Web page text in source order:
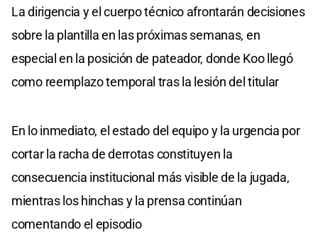
La dirigencia y el cuerpo técnico afrontarán decisiones
sobre la plantilla en las próximas semanas, en
especial en la posición de pateador, donde Koo llegó
como reemplazo temporal tras la lesión del titular
En lo inmediato, el estado del equipo y la urgencia por
cortar la racha de derrotas constituyen la
consecuencia institucional más visible de la jugada,
mientras los hinchas y la prensa continúan
comentando el episodio